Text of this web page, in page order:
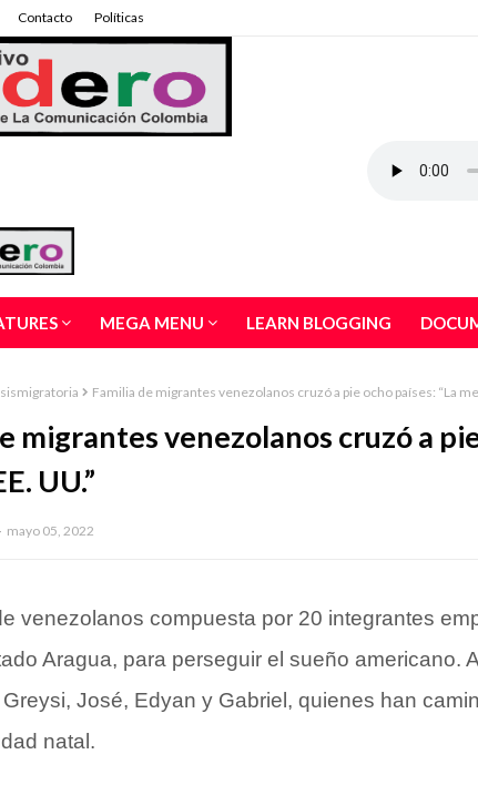
Contacto Políticas
MEGA MENU LEARN BLOGGING
Familia de migrantes venezolanos cruzó a pie ocho países: “La
migrantes venezolanos cruzó a
UU.”
mayo 05, 2022
venezolanos compuesta por 20 integrantes
Aragua, para perseguir el sueño americano.
José, Edyan y Gabriel, quienes han
natal.